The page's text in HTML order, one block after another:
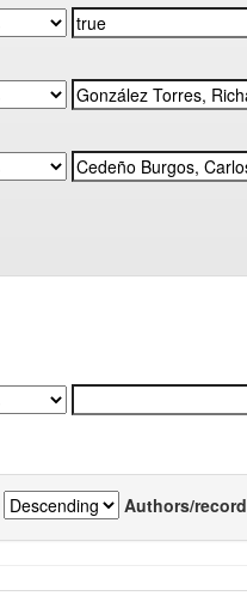
Authors/record